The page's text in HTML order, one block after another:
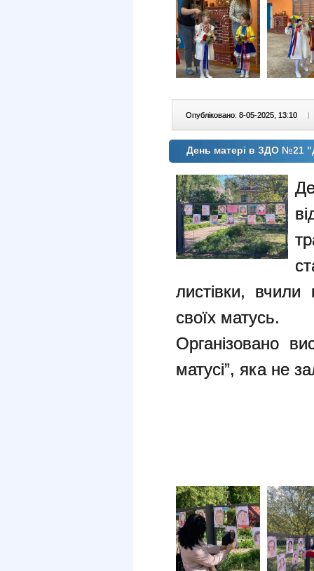
Опубліковано: 8-05-2025, 13:10 |
День матері в ЗДО №21
листівки,
своїх матусь.
Організовано
матусі”, яка не